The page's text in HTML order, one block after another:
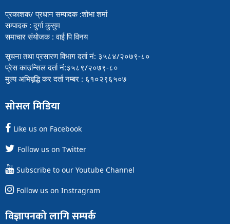
प्रकाशक/ प्रधान सम्पादक :शोभा शर्मा
सम्पादक : दुर्गा कुसुम
समाचार संयोजक : वाई पि विनय
सूचना तथा प्रसारण विभाग दर्ता नं: ३५८४/२०७९-८०
प्रेस काउन्सिल दर्ता नं:३५८९/२०७९-८०
मुल्य अभिबृद्धि कर दर्ता नम्बर : ६१०२९६५०७
सोसल मिडिया
Like us on Facebook
Follow us on Twitter
Subscribe to our Youtube Channel
Follow us on Instragram
विज्ञापनको लागि सम्पर्क